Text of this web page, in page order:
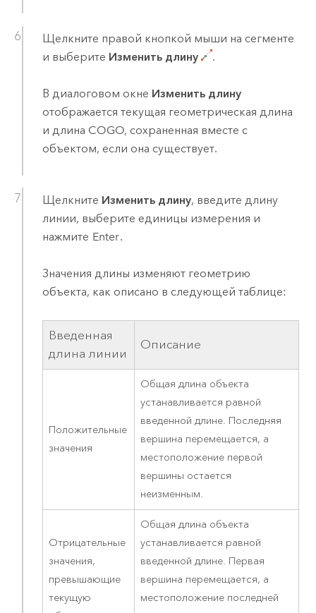
Щелкните правой кнопкой мыши на сегменте
и выберите Изменить длину .
В диалоговом окне Изменить длину
отображается текущая геометрическая длина
и длина COGO, сохраненная вместе с
объектом, если она существует.
Щелкните Изменить длину, введите длину
линии, выберите единицы измерения и
нажмите Enter.
Значения длины изменяют геометрию
объекта, как описано в следующей таблице:
Введенная
длина линии
Описание
Положительные
значения
Общая длина объекта
устанавливается равной
введенной длине. Последняя
вершина перемещается, а
местоположение первой
вершины остается
неизменным.
Отрицательные
значения,
превышающие
текущую
Общая длина объекта
устанавливается равной
введенной длине. Первая
вершина перемещается, а
местоположение последней